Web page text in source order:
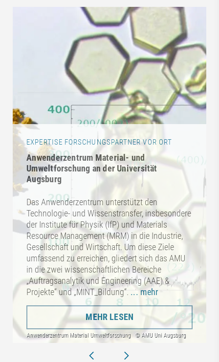
EXPERTISE FORSCHUNGSPARTNER VOR ORT
Anwenderzentrum Material- und
Umweltforschung an der Universität
Augsburg
Das Anwenderzentrum unterstützt den
Technologie- und Wissenstransfer, insbesondere
der Institute für Physik (IfP) und Materials
Resource Management (MRM) in die Industrie,
Gesellschaft und Wirtschaft. Um diese Ziele
umfassend zu erreichen, gliedert sich das AMU
in die zwei wissenschaftlichen Bereiche
„Auftragsanalytik und Engineering (AAE) &
Projekte“ und „MINT_Bildung“. ... mehr
MEHR LESEN